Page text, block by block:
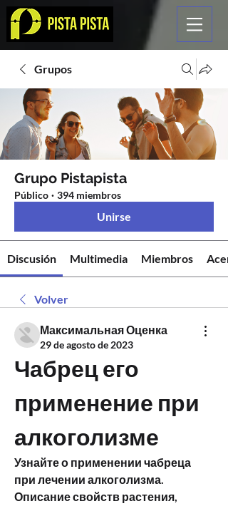
Grupos
Grupo Pistapista
Público · 394 miembros
Unirse
Discusión Multimedia Miembros
Volver
Максимальная Оценка
29 de agosto de 2023
Чабрец его
применение при
алкоголизме
Узнайте о применении чабреца
при лечении алкоголизма.
Описание свойств растения,